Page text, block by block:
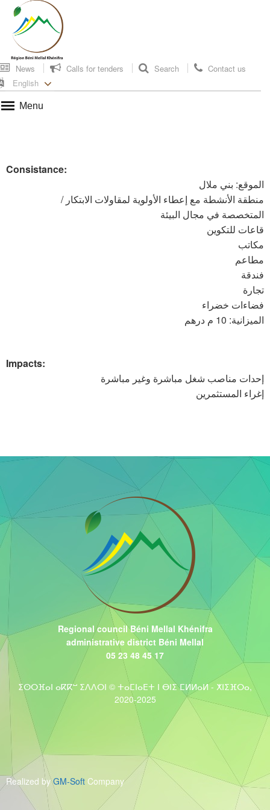
News Calls for tenders Search
Contact us
English
Menu
Consistance:
الموقع: بني ملال
منطقة الأنشطة مع إعطاء الأولوية لمقاولات الابتكار /
المتخصصة في مجال البيئة
قاعات للتكوين
مكاتب
مطاعم
فندقة
تجارة
فضاءات خضراء
الميزانية: 10 م درهم
Impacts:
إحدات مناصب شغل مباشرة وغير مباشرة
إغراء المستثمرين
Regional council Béni Mellal Khénifra
administrative district Béni Mellal
05 23 48 45 17
ⵉⵙⵔⴼⴰⵏ ⴰⴽⴽⵯ ⵉⴷⴷⵔⵏ © ⵜⴰⵎⵏⴰⴹⵜ ⵏ ⴱⵏⵉ ⵎⵍⵍⴰⵍ - ⵅⵏⵉⴼⵔⴰ,
2020-2025
Realized byGM-Soft Company